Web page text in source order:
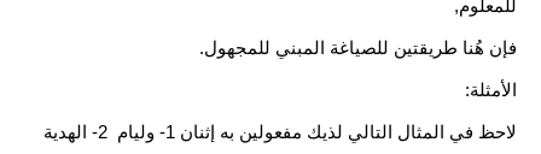
للمعلوم,
فإن هُنا طريقتين للصياغة المبني للمجهول.
الأمثلة:
لاحظ في المثال التالي لذيك مفعولين به إثنان 1- وليام 2- الهدية